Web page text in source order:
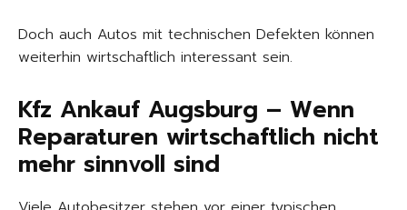
Doch auch Autos mit technischen Defekten können
weiterhin wirtschaftlich interessant sein.
Kfz Ankauf Augsburg – Wenn
Reparaturen wirtschaftlich nicht
mehr sinnvoll sind